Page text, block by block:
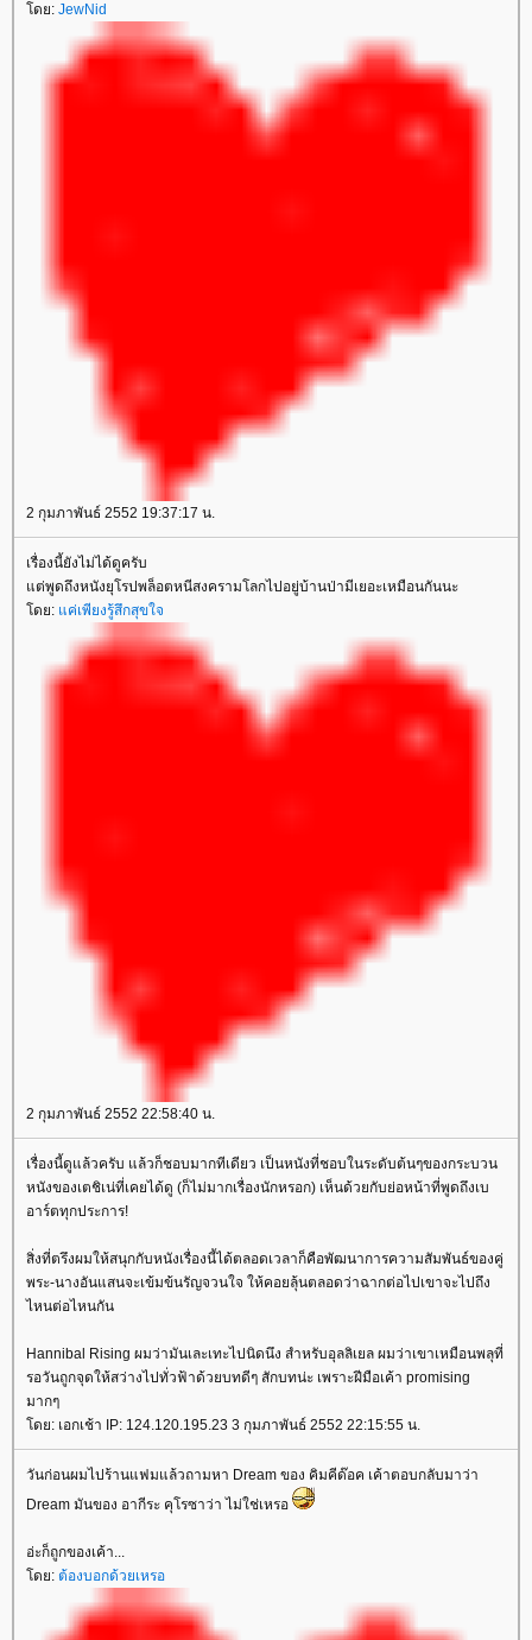
ดย: JewNid
2 กุมภาพันธ์ 2552 19:37:17 น.
เรื่องนี้ยังไม่ได้ดูครับ
ต่พูดถึงหนังยุโรปพล็อตหนีสงครามโลกไปอยู่บ้านป่ามีเยอะเหมือนกันนะ
ดย: ค่เพียงรู้สึกสุขใจ
2 กุมภาพันธ์ 2552 22:58:40 น.
เรื่องนี้ดูแล้วครับ แล้วก็ชอบมากทีเดียว เป็นหนังที่ชอบในระดับต้นๆของกระบวน
หนังของเตชิเน่ที่เคยได้ดู (ก็ไม่มากเรื่องนักหรอก) เห็นด้วยกับย่อหน้าที่พูดถึงเบ
อาร์ตทุกประการ!
สิ่งที่ตรึงผมให้สนุกกับหนังเรื่องนี้ได้ตลอดเวลาก็คือพัฒนาการความสัมพันธ์ของคู่
พระ-นางอันแสนจะเข้มข้นรัญจวนใจ ให้คอยลุ้นตลอดว่าฉากต่อไปเขาจะไปถึง
ไหนต่อไหนกัน
Hannibal Rising ผมว่ามันเละเทะไปนิดนึง สำหรับอุลลิเยล ผมว่าเขาเหมือนพลุที่
รอวันถูกจุดให้สว่างไปทั่วฟ้าด้วยบทดีๆ สักบทน่ะ เพราะฝีมือเค้า promising
มากๆ
ดย: เอกเช้า IP: 124.120.195.23 3 กุมภาพันธ์ 2552 22:15:55 น.
วันก่อนผมไปร้านแฟมแล้วถามหา Dream ของ คิมคีด๊อค เค้าตอบกลับมาว่า
Dream มันของ อากีระ คุโรซาว่า ไม่ใช่เหรอ
อ่ะก็ถูกของเค้า...
ดย: ต้องบอกด้วยเหรอ